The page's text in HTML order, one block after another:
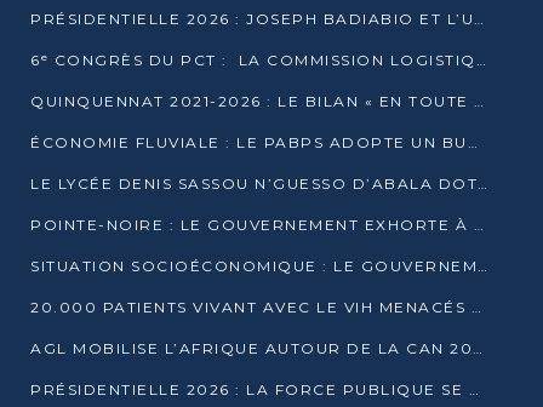
PRÉSIDENTIELLE 2026 : JOSEPH BADIABIO ET L’UDH-YUKI JOUENT LA PRUDENCE
6ᵉ CONGRÈS DU PCT : LA COMMISSION LOGISTIQUE ASSURE LA DISTRIBUTION DES KITS
QUINQUENNAT 2021-2026 : LE BILAN « EN TOUTE TRANSPARENCE » PRÉSENTÉ À LA PRESSE
ÉCONOMIE FLUVIALE : LE PABPS ADOPTE UN BUDGET 2026 DE PLUS DE 2,7 MILLIARDS FCFA
LE LYCÉE DENIS SASSOU N’GUESSO D’ABALA DOTÉ D’UNE SALLE MULTIMÉDIA
POINTE-NOIRE : LE GOUVERNEMENT EXHORTE À UN USAGE RESPONSABLE DU NOUVEAU MATÉRIEL MUNICIPAL
SITUATION SOCIOÉCONOMIQUE : LE GOUVERNEMENT INTERPELLÉ DEVANT LE SÉNAT
20.000 PATIENTS VIVANT AVEC LE VIH MENACÉS D’ARRÊT DE TRAITEMENT
AGL MOBILISE L’AFRIQUE AUTOUR DE LA CAN 2025
PRÉSIDENTIELLE 2026 : LA FORCE PUBLIQUE SE PRÉPARE À SÉCURISER LE SCRUTIN